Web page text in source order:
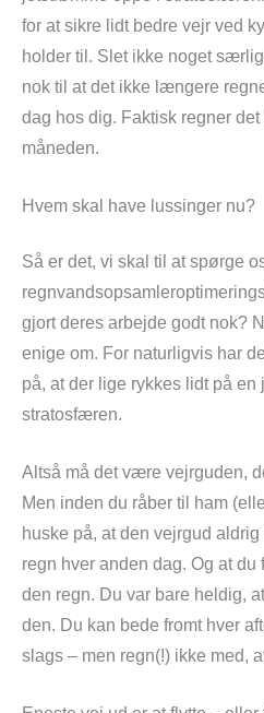
for at sikre lidt bedre vejr ved
holder til. Slet ikke noget
nok til at det ikke længere
dag hos dig. Faktisk regner
måneden.
Hvem skal have lussinger nu?
Så er det, vi skal til at spørge
gjort deres arbejde godt nok?
enige om. For naturligvis har
på, at der lige rykkes lidt på en
stratosfæren.
Altså må det være vejrguden,
Men inden du råber til ham
huske på, at den vejrgud
regn hver anden dag. Og at du
den regn. Du var bare heldig,
den. Du kan bede fromt hver
slags – men regn(!) ikke med,